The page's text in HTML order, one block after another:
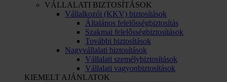
VÁLLALATI BIZTOSÍTÁSOK
Vállalkozói (KKV) biztosítások
Általános felelősségbiztosítás
Szakmai felelősségbiztosítások
További biztosítások
Nagyvállalati biztosítások
Vállalati személybiztosítások
Vállalati vagyonbiztosítások
KIEMELT AJÁNLATOK